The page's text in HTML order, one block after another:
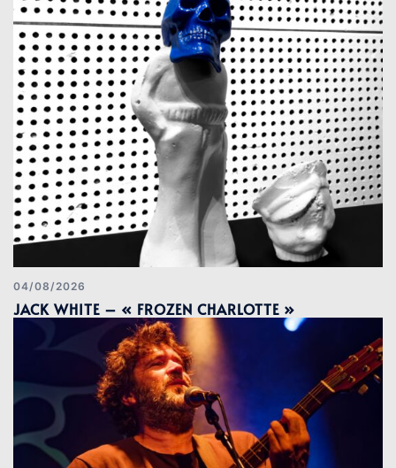
04/08/2026
JACK WHITE – « FROZEN CHARLOTTE »